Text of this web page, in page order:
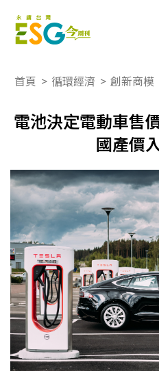
首頁 > 循環經濟 > 創新商模
電池決定電動車售
國產價